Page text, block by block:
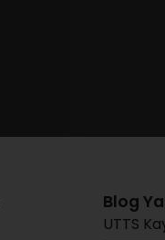
Blog
UTTS